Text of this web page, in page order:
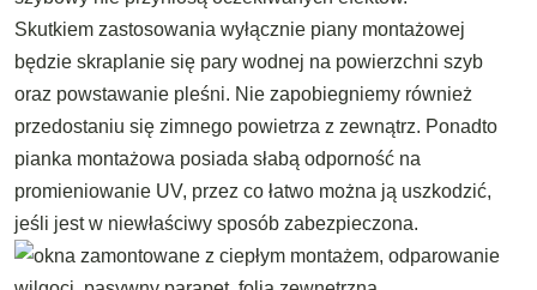
Skutkiem zastosowania wyłącznie piany montażowej
będzie skraplanie się pary wodnej na powierzchni szyb
oraz powstawanie pleśni. Nie zapobiegniemy również
przedostaniu się zimnego powietrza z zewnątrz. Ponadto
pianka montażowa posiada słabą odporność na
promieniowanie UV, przez co łatwo można ją uszkodzić,
jeśli jest w niewłaściwy sposób zabezpieczona.